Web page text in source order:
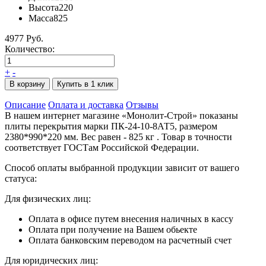
Высота220
Масса825
4977 Руб.
Количество:
+ -
В корзину Купить в 1 клик
Описание Оплата и доставка Отзывы
В нашем интернет магазине «Монолит-Строй» показаны
плиты перекрытия марки ПК-24-10-8АТ5, размером
2380*990*220 мм. Вес равен - 825 кг . Товар в точности
соответствует ГОСТам Российской Федерации.
Способ оплаты выбранной продукции зависит от вашего
статуса:
Для физических лиц:
Оплата в офисе путем внесения наличных в кассу
Оплата при получение на Вашем обьекте
Оплата банковским переводом на расчетный счет
Для юридических лиц: